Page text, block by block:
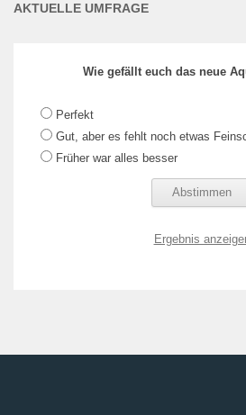
AKTUELLE UMFRAGE
Wie gefällt euch das neue
Perfekt
Gut, aber es fehlt noch etwas
Früher war alles besser
Ergebnis